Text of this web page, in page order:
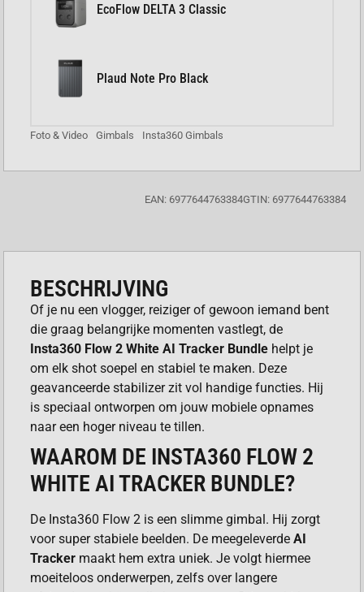
EcoFlow DELTA 3 Classic
Plaud Note Pro Black
Foto & Video Gimbals Insta360 Gimbals
EAN: 6977644763384GTIN: 6977644763384
BESCHRIJVING
Of je nu een vlogger, reiziger of gewoon iemand bent
die graag belangrijke momenten vastlegt, de
Insta360 Flow 2 White AI Tracker Bundle helpt je
om elk shot soepel en stabiel te maken. Deze
geavanceerde stabilizer zit vol handige functies. Hij
is speciaal ontworpen om jouw mobiele opnames
naar een hoger niveau te tillen.
WAAROM DE INSTA360 FLOW 2
WHITE AI TRACKER BUNDLE?
De Insta360 Flow 2 is een slimme gimbal. Hij zorgt
voor super stabiele beelden. De meegeleverdeAI
Tracker maakt hem extra uniek. Je volgt hiermee
moeiteloos onderwerpen, zelfs over langere